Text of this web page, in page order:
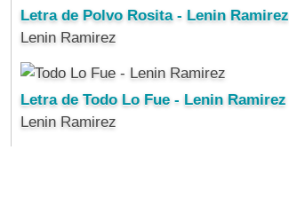
Letra de Polvo Rosita - Lenin Ramirez
Lenin Ramirez
Letra de Todo Lo Fue - Lenin Ramirez
Lenin Ramirez